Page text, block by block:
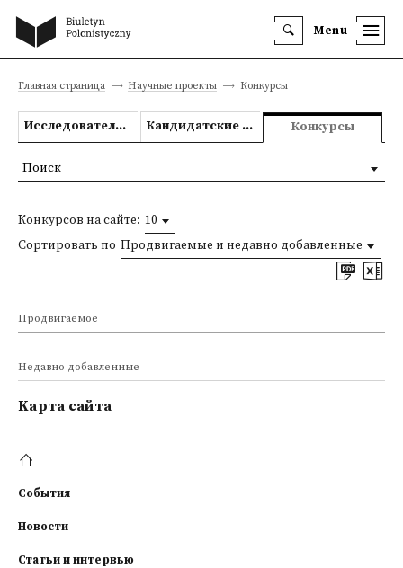
Menu
Главная страница Научные проекты Конкурсы
Исследовательские проекты Кандидатские и докторские диссертации Конкурсы
Конкурсов на сайте: 10
Сортировать по Продвигаемые и недавно добавленные
Продвигаемое
Недавно добавленные
Поиск
Kарта сайта
События
Новости
Статьи и интервью